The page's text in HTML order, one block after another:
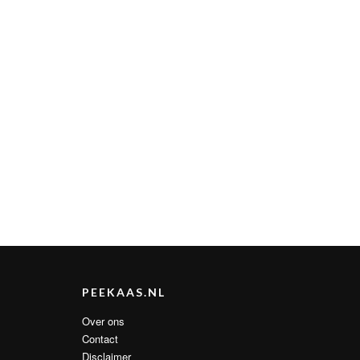
PEEKAAS.NL
Over ons
Contact
Disclaimer